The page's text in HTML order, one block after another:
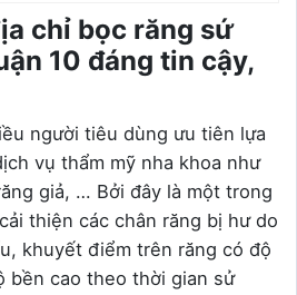
chỉ bọc răng sứ
10 đáng tin cậy,
người tiêu dùng ưu tiên lựa
vụ thẩm mỹ nha khoa như
giả, … Bởi đây là một trong
thiện các chân răng bị hư do
khuyết điểm trên răng có độ
bền cao theo thời gian sử